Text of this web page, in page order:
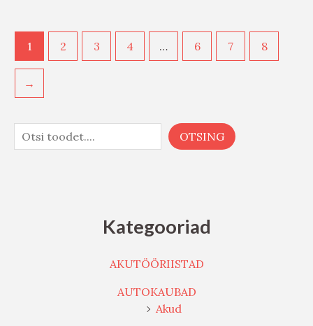
OTSING
Kategooriad
AKUTÖÖRIISTAD
AUTOKAUBAD
Akud
1 2 3 4 … 6 7 8
→